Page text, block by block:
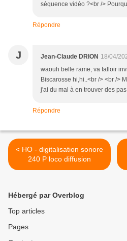
séquence vidéo ?<br />
Répondre
J Jean-Claude DRION 18/04/
waouh belle rame, va falloir
Biscarosse hi,hi..<br /> <br />
j'ai du mal à en trouver des
Répondre
< HO - digitalisation sonore
240 P loco diffusion
Hébergé par Overblog
Top articles
Pages